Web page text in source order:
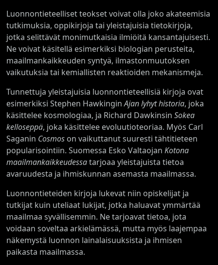
Luonnontieteelliset teokset voivat olla joko akateemisia
tutkimuksia, oppikirjoja tai yleistajuisia tietokirjoja,
jotka selittävät monimutkaisia ilmiöitä kansantajuisesti.
Ne voivat käsitellä esimerkiksi biologian perusteita,
maailmankaikkeuden syntyä, ilmastonmuutoksen
vaikutuksia tai kemiallisten reaktioiden mekanismeja.
Tunnettuja yleistajuisia luonnontieteellisiä kirjoja ovat
esimerkiksi Stephen HawkinginAjan lyhyt historia, joka
käsittelee kosmologiaa, ja Richard DawkinsinSokea
kelloseppä, joka käsittelee evoluutioteoriaa. Myös Carl
Saganin Cosmos on vaikuttanut suuresti tähtitieteen
popularisointiin. Suomessa Esko ValtaojanKotona
maailmankaikkeudessatarjoaa yleistajuista tietoa
avaruudesta ja ihmiskunnan asemasta maailmassa.
Luonnontieteiden kirjoja lukevat niin opiskelijat ja
tutkijat kuin uteliaat lukijat, jotka haluavat ymmärtää
maailmaa syvällisemmin. Ne tarjoavat tietoa, jota
voidaan soveltaa arkielämässä, mutta myös laajempaa
näkemystä luonnon lainalaisuuksista ja ihmisen
paikasta maailmassa.